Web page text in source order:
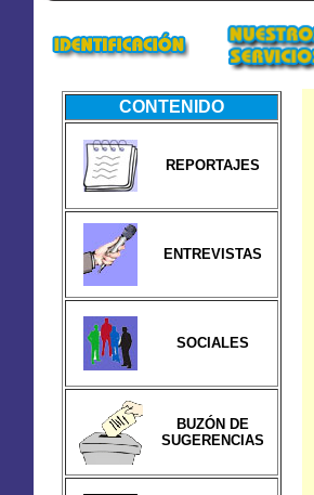
CONTENIDO
REPORTAJES
ENTREVISTAS
SOCIALES
BUZÓN DE
SUGERENCIAS